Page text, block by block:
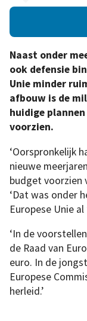
Naast onder
ook defensie
Unie minder
afbouw is de
huidige
voorzien.
‘Oorspronkelijk
nieuwe
budget voorzien
‘Dat was onder
Europese Unie
‘In de
de Raad van
euro. In de
Europese
herleid.’